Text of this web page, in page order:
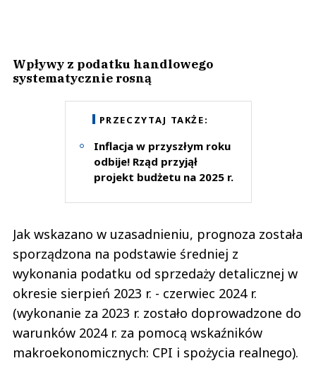
Wpływy z podatku handlowego
systematycznie rosną
PRZECZYTAJ TAKŻE:
Inflacja w przyszłym roku
odbije! Rząd przyjął
projekt budżetu na 2025 r.
Jak wskazano w uzasadnieniu, prognoza została
sporządzona na podstawie średniej z
wykonania podatku od sprzedaży detalicznej w
okresie sierpień 2023 r. - czerwiec 2024 r.
(wykonanie za 2023 r. zostało doprowadzone do
warunków 2024 r. za pomocą wskaźników
makroekonomicznych: CPI i spożycia realnego).